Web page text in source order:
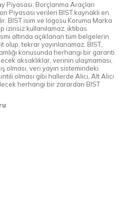
Piyasası, Borçlanma Araçları
Piyasası verileri BIST kaynaklı en
BIST isim ve logosu Koruma Marka
izinsiz kullanılamaz, iktibas
altında açıklanan tüm belgelerin
olup, tekrar yayınlanamaz. BIST,
konusunda herhangi bir garanti
aksaklıklar, verinin ulaşmaması,
olması, veri yayın sistemindeki
olması gibi hallerde Alıcı, Alt Alıcı
herhangi bir zarardan BIST